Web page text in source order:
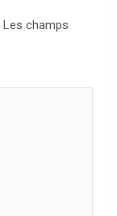
Les champs